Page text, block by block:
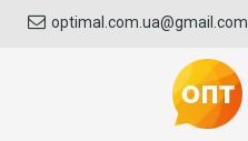
optimal.com.ua@gmail.com